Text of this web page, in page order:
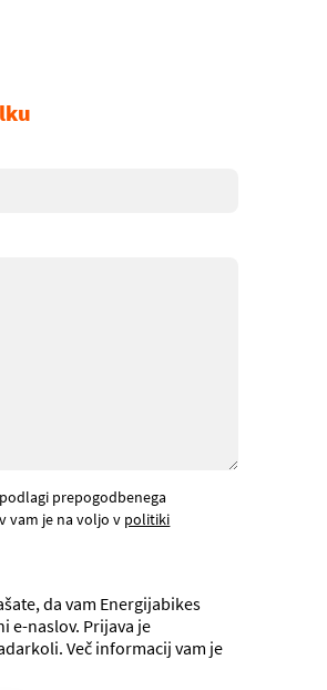
prepogodbenega
vam je na voljo v politiki
da vam Energijabikes
e-naslov. Prijava je
Več informacij vam je